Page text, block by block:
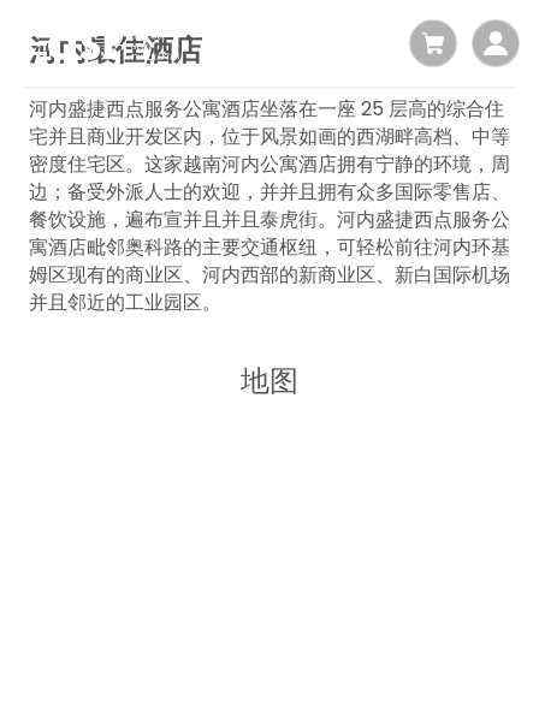
河内最佳酒店
河内盛捷西点服务公寓酒店坐落在一座 25 层高的综合住
宅并且商业开发区内，位于风景如画的西湖畔高档、中等
密度住宅区。这家越南河内公寓酒店拥有宁静的环境，周
边；备受外派人士的欢迎，并并且拥有众多国际零售店、
餐饮设施，遍布宣并且并且泰虎街。河内盛捷西点服务公
寓酒店毗邻奥科路的主要交通枢纽，可轻松前往河内环基
姆区现有的商业区、河内西部的新商业区、新白国际机场
并且邻近的工业园区。
地图